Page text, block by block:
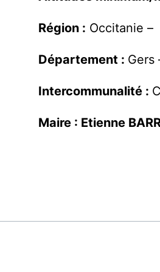
Région : Occitanie –
Département : Gers
Intercommunalité :
Maire : Etienne